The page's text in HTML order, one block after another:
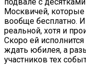
Москвичей,
вообще бесплатно.
реальной, хотя и
Скоро ей
ждать юбилея, а
участников тех